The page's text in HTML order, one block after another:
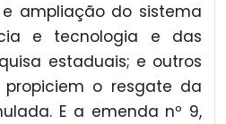
ampliação do sistema
e tecnologia e das
estaduais; e outros
propiciem o resgate da
E a emenda nº 9,